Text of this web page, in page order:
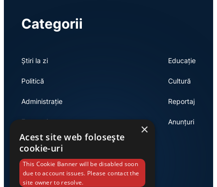
Categorii
Știri la zi
Politică
Administrație
Economie
Educație
Cultură
Reportaj
Anunțuri
Link-uri utile
×
Acest site web folosește
cookie-uri
This Cookie Banner will be disabled soon
due to account issues. Please contact the
site owner to resolve.